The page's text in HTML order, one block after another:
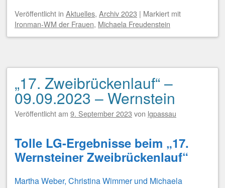
Veröffentlicht in Aktuelles, Archiv 2023 | Markiert mit
Ironman-WM der Frauen, Michaela Freudenstein
„17. Zweibrückenlauf“ –
09.09.2023 – Wernstein
Veröffentlicht am 9. September 2023 von lgpassau
Tolle LG-Ergebnisse beim „17.
Wernsteiner Zweibrückenlauf“
Martha Weber, Christina Wimmer und Michaela